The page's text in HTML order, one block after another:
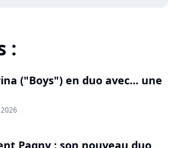
:
("Boys") en duo avec... une
Pagny : son nouveau duo